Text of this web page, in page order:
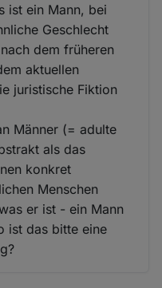
ist ein Mann, bei
Geschlecht
dem früheren
aktuellen
juristische Fiktion
Männer (= adulte
als das
konkret
Menschen
er ist - ein Mann
ist das bitte eine